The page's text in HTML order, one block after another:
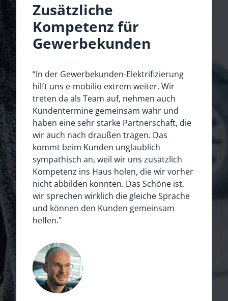
Zusätzliche
Kompetenz für
Gewerbekunden
“In der Gewerbekunden-Elektrifizierung
hilft uns e-mobilio extrem weiter. Wir
treten da als Team auf, nehmen auch
Kundentermine gemeinsam wahr und
haben eine sehr starke Partnerschaft, die
wir auch nach draußen tragen. Das
kommt beim Kunden unglaublich
sympathisch an, weil wir uns zusätzlich
Kompetenz ins Haus holen, die wir vorher
nicht abbilden konnten. Das Schöne ist,
wir sprechen wirklich die gleiche Sprache
und können den Kunden gemeinsam
helfen."